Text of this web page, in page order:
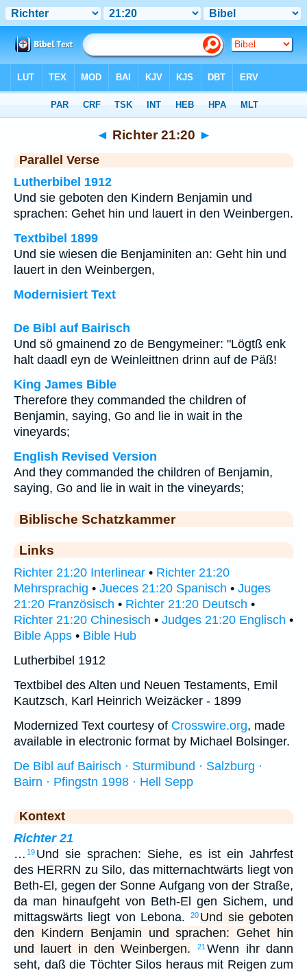
◄ Richter 21:20 ►
Parallel Verse
Lutherbibel 1912
Und sie geboten den Kindern Benjamin und
sprachen: Gehet hin und lauert in den Weinbergen.
Textbibel 1899
Und sie wiesen die Benjaminiten an: Geht hin und
lauert in den Weinbergen,
Modernisiert Text
De Bibl auf Bairisch
Und sö gmainend zo de Bengymeiner: "Lögtß enk
halt daadl eyn de Weinleittnen drinn auf de Päß!
King James Bible
Therefore they commanded the children of
Benjamin, saying, Go and lie in wait in the
vineyards;
English Revised Version
And they commanded the children of Benjamin,
saying, Go and lie in wait in the vineyards;
Biblische Schatzkammer
Links
Richter 21:20 Interlinear • Richter 21:20
Mehrsprachig • Jueces 21:20 Spanisch • Juges
21:20 Französisch • Richter 21:20 Deutsch •
Richter 21:20 Chinesisch • Judges 21:20 Englisch •
Bible Apps • Bible Hub
Lutherbibel 1912
Textbibel des Alten und Neuen Testaments, Emil
Kautzsch, Karl Heinrich Weizäcker - 1899
Modernized Text courtesy of Crosswire.org, made
available in electronic format by Michael Bolsinger.
De Bibl auf Bairisch · Sturmibund · Salzburg ·
Bairn · Pfingstn 1998 · Hell Sepp
Kontext
Richter 21
… 19 Und sie sprachen: Siehe, es ist ein Jahrfest
des HERRN zu Silo, das mitternachtwärts liegt von
Beth-El, gegen der Sonne Aufgang von der Straße,
da man hinaufgeht von Beth-El gen Sichem, und
mittagswärts liegt von Lebona.
20 Und sie geboten
den Kindern Benjamin und sprachen: Gehet hin
und lauert in den Weinbergen.
21 Wenn ihr dann
seht, daß die Töchter Silos heraus mit Reigen zum